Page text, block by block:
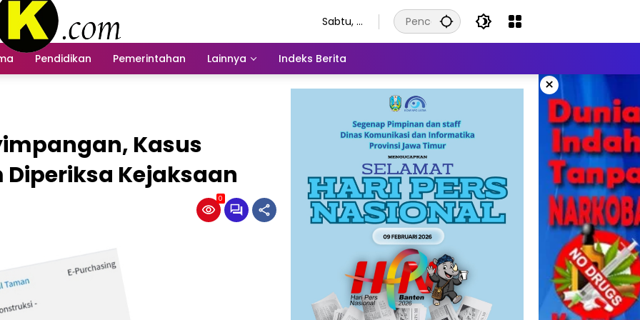
Sabtu, 8
2026
Pendidikan Pemerintahan Lainnya Indeks Berita
×
Kasus
Kejaksaan
0